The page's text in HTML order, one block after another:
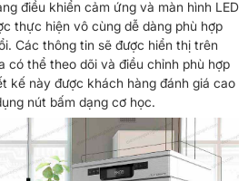
điều khiển cảm ứng và màn hình LED
thực hiện vô cùng dễ dàng phù hợp
Các thông tin sẽ được hiển thị trên
có thể theo dõi và điều chỉnh phù hợp
kế này được khách hàng đánh giá cao
nút bấm dạng cơ học.